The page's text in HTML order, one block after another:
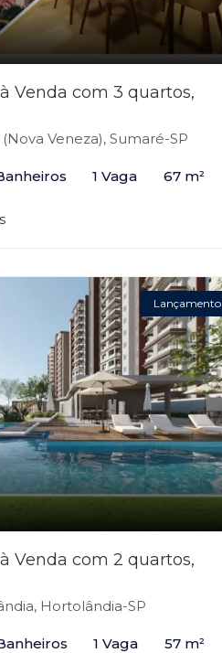
Venda com 3 quartos,
Veneza), Sumaré-SP
1 Vaga 67 m²
Lançamento
Venda com 2 quartos,
Hortolândia-SP
1 Vaga 57 m²